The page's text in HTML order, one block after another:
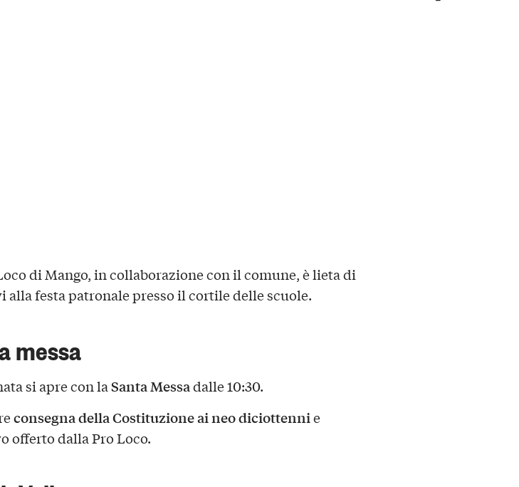
di Mango, in collaborazione con il comune, è lieta di
alla festa patronale presso il cortile delle scuole.
messa
si apre con laSanta Messadalle 10:30.
consegna della Costituzione ai neo diciottennie
offerto dalla Pro Loco.